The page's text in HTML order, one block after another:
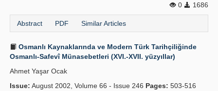
0
1686
Abstract PDF Similar Articles
Osmanlı Kaynaklarında ve Modern Türk Tarihçiliğinde
Osmanlı-Safevî Münasebetleri (XVI.-XVII. yüzyıllar)
Ahmet Yaşar Ocak
Issue: August 2002, Volume 66 - Issue 246 Pages: 503-516